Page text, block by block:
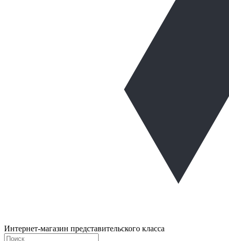
Интернет-магазин представительского класса